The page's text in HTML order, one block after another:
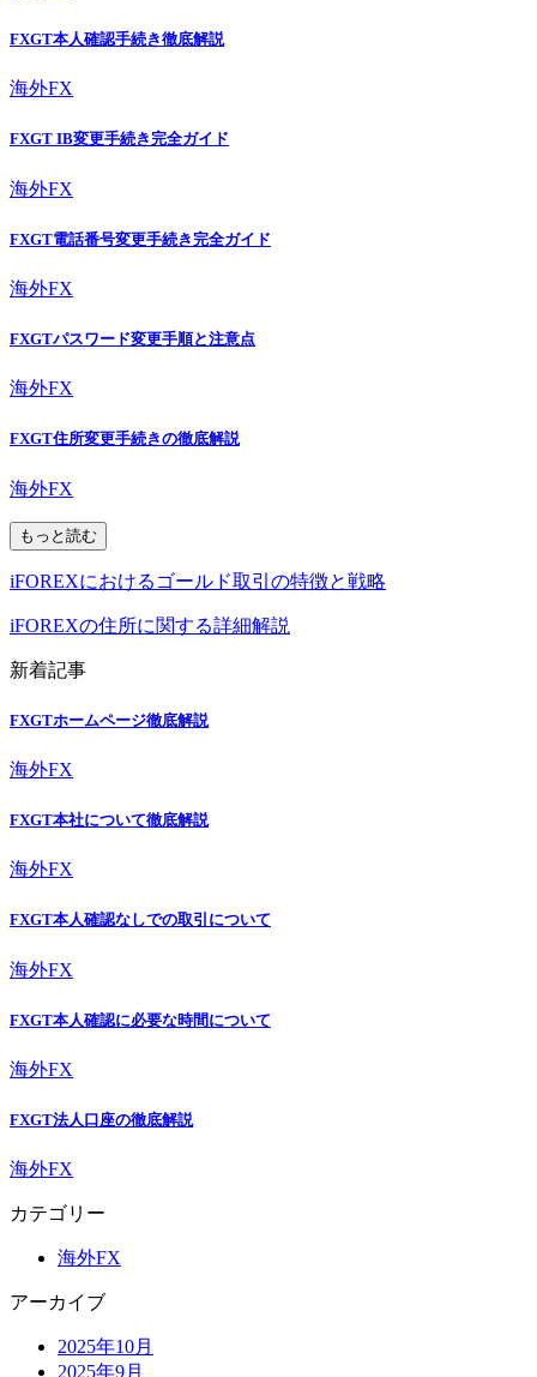
FXGT本人確認手続き徹底解説
海外FX
FXGT IB変更手続き完全ガイド
海外FX
FXGT電話番号変更手続き完全ガイド
海外FX
FXGTパスワード変更手順と注意点
海外FX
FXGT住所変更手続きの徹底解説
海外FX
もっと読む
iFOREXにおけるゴールド取引の特徴と戦略
iFOREXの住所に関する詳細解説
新着記事
FXGTホームページ徹底解説
海外FX
FXGT本社について徹底解説
海外FX
FXGT本人確認なしでの取引について
海外FX
FXGT本人確認に必要な時間について
海外FX
FXGT法人口座の徹底解説
海外FX
カテゴリー
海外FX
アーカイブ
2025年10月
2025年9月